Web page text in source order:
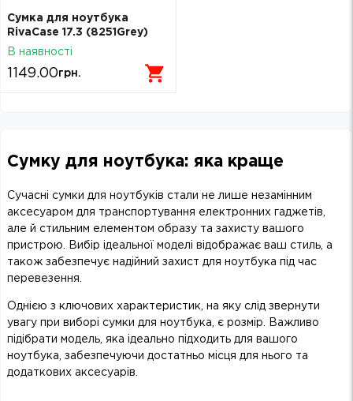
Сумка для ноутбука
RivaCase 17.3 (8251Grey)
В наявності
1149.00грн.
Сумку для ноутбука: яка краще
Сучасні сумки для ноутбуків стали не лише незамінним
аксесуаром для транспортування електронних гаджетів,
але й стильним елементом образу та захисту вашого
пристрою. Вибір ідеальної моделі відображає ваш стиль, а
також забезпечує надійний захист для ноутбука під час
перевезення.
Однією з ключових характеристик, на яку слід звернути
увагу при виборі сумки для ноутбука, є розмір. Важливо
підібрати модель, яка ідеально підходить для вашого
ноутбука, забезпечуючи достатньо місця для нього та
додаткових аксесуарів.